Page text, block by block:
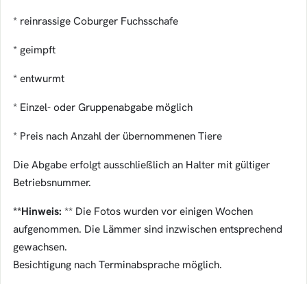
* reinrassige Coburger Fuchsschafe
* geimpft
* entwurmt
* Einzel- oder Gruppenabgabe möglich
* Preis nach Anzahl der übernommenen Tiere
Die Abgabe erfolgt ausschließlich an Halter mit gültiger
Betriebsnummer.
**Hinweis: ** Die Fotos wurden vor einigen Wochen
aufgenommen. Die Lämmer sind inzwischen entsprechend
gewachsen.
Besichtigung nach Terminabsprache möglich.